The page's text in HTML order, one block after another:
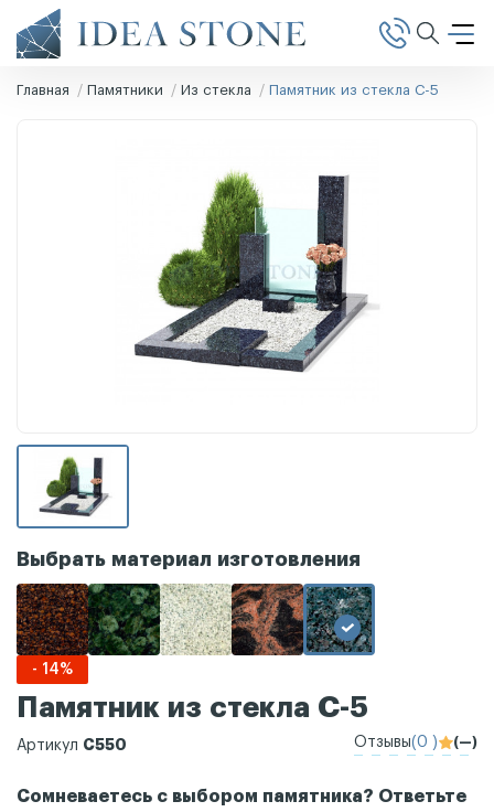
Главная Памятники Из стекла Памятник из стекла С-5
Выбрать материал изготовления
- 14%
Памятник из стекла С-5
Артикул С550 Отзывы(0 ) (—)
Сомневаетесь с выбором памятника? Ответьте